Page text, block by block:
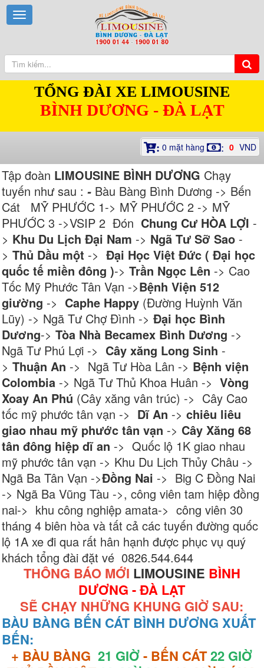
TỔNG ĐÀI XE LIMOUSINE
BÌNH DƯƠNG - ĐÀ LẠT
: 0 mặt hàng : 0 VND
Tập đoàn LIMOUSINE BÌNH DƯƠNG Chạy
tuyến như sau : - Bàu Bàng Bình Dương -> Bến
Cát MỸ PHƯỚC 1-> MỸ PHƯỚC 2 -> MỸ
PHƯỚC 3 ->VSIP 2 Đón Chung Cư HÒA LỢI -
> Khu Du Lịch Đại Nam -> Ngã Tư Sỡ Sao -
>Thủ Dầu một ->Đại Học Việt Đức ( Đại học
quốc tế miền đông )->Trần Ngọc Lên -> Cao
Tốc Mỹ Phước Tân Vạn ->Bệnh Viện 512
giường -> Caphe Happy (Đường Huỳnh Văn
Lũy) -> Ngã Tư Chợ Đình ->Đại học Bình
Dương-> Tòa Nhà Becamex Bình Dương ->
Ngã Tư Phú Lợi -> Cây xăng Long Sinh -
>Thuận An -> Ngã Tư Hòa Lân -> Bệnh viện
Colombia -> Ngã Tư Thủ Khoa Huân ->Vòng
Xoay An Phú (Cây xăng vân trúc) -> Cây Cao
tốc mỹ phước tân vạn -> Dĩ An -> chiêu liêu
giao nhau mỹ phước tân vạn -> Cây Xăng 68
tân đông hiệp dĩ an -> Quốc lộ 1K giao nhau
mỹ phước tân vạn -> Khu Du Lịch Thủy Châu ->
Ngã Ba Tân Vạn ->Đồng Nai -> Big C Đồng Nai
-> Ngã Ba Vũng Tàu ->, công viên tam hiệp đồng
nai-> khu công nghiệp amata-> công viên 30
tháng 4 biên hòa và tất cả các tuyến đường quốc
lộ 1A xe đi qua rất hân hạnh được phục vụ quý
khách tổng đài đặt vé 0826.544.644
THÔNG BÁO MỚI LIMOUSINE BÌNH
DƯƠNG - ĐÀ LẠT
SẼ CHẠY NHỮNG KHUNG GIỜ SAU:
BÀU BÀNG BẾN CÁT BÌNH DƯƠNG XUẤT
BẾN:
+ BÀU BÀNG21 GIỜ- BẾN CÁT22 GIỜ